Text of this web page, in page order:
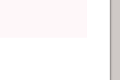
multipliaient..